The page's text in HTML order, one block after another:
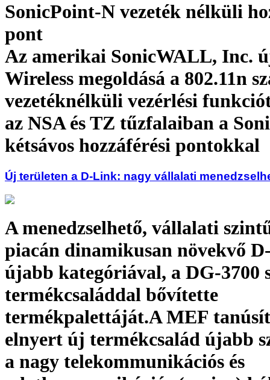
SonicPoint-N vezeték nélküli
pont
Az amerikai SonicWALL, Inc.
Wireless megoldásá a 802.11n
vezetéknélküli vezérlési
az NSA és TZ tűzfalaiban a
kétsávos hozzáférési pontokkal
Új területen a D-Link: nagy vállalati
A menedzselhető, vállalati
piacán dinamikusan növekvő
újabb kategóriával, a DG-3700
termékcsaláddal bővítette
termékpalettáját.A MEF
elnyert új termékcsalád újabb
a nagy telekommunikációs és